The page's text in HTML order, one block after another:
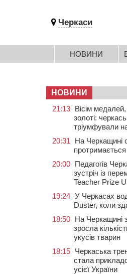
Черкаси
НОВИНИ
НОВИНИ
21:13 Вісім
золоті:
тріумфували
20:31
На Черкащині
20:00 Педагогів
зустріч із
Teacher Prize
19:24 У Черкасах
Duster, коли
18:50 На Черкащині
зросла
укусів тварин
18:15 Черкаська
стала
усієї України